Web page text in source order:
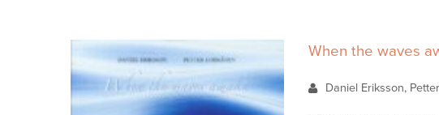
When the waves
Daniel Eriksson,